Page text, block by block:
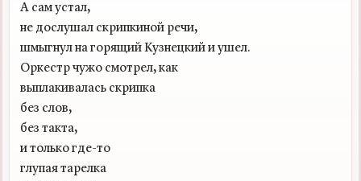
А сам устал,
не дослушал скрипкиной речи,
шмыгнул на горящий Кузнецкий и ушел.
Оркестр чужо смотрел, как
выплакивалась скрипка
без слов,
без такта,
и только где-то
глупая тарелка